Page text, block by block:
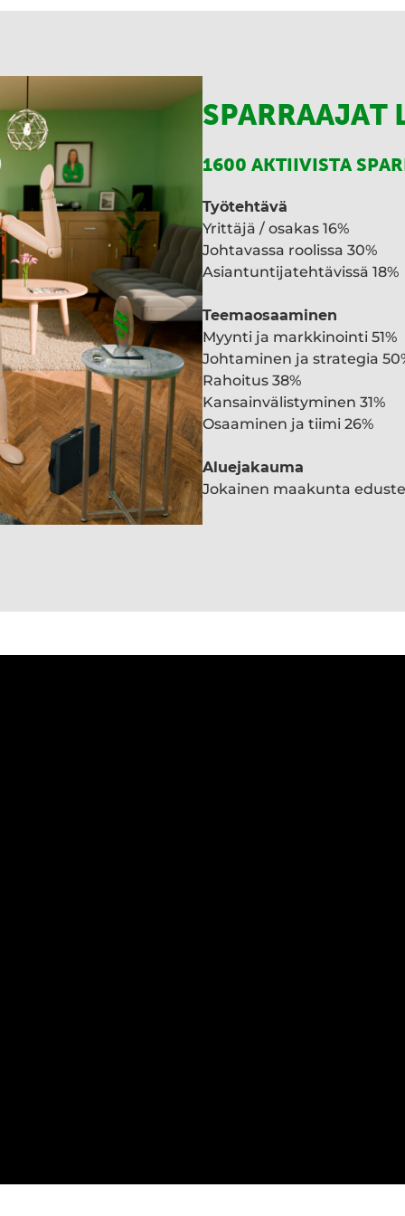
SPARRAAJAT
1600 AKTIIVISTA
Työtehtävä
Yrittäjä / osakas 16%
Johtavassa roolissa 30%
Asiantuntijatehtävissä 18%
Teemaosaaminen
Myynti ja markkinointi 51%
Johtaminen ja strategia
Rahoitus 38%
Kansainvälistyminen 31%
Osaaminen ja tiimi 26%
Aluejakauma
Jokainen maakunta